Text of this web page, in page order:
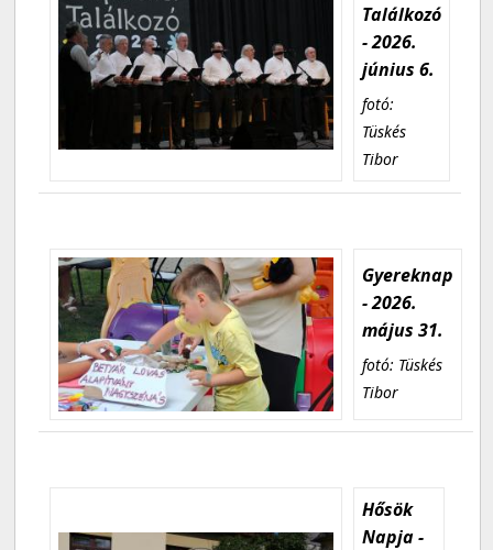
Találkozó
- 2026.
június 6.
fotó:
Tüskés
Tibor
Gyereknap
- 2026.
május 31.
fotó: Tüskés
Tibor
Hősök
Napja -